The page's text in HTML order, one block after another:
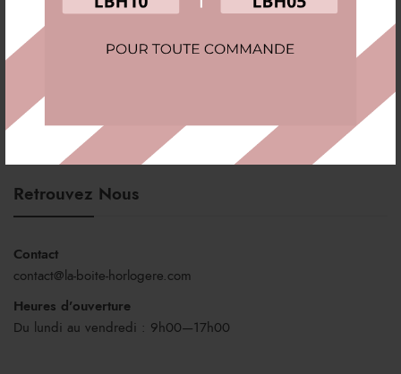
Imaginez la scène : vous vous réveillez, vous ajustez votre
garde-temps favori au poignet, un chef-d’œuvre d’ingénierie
que vous avez choisi pour sa précision légendaire. Pourtant, en
En Savoir Plus
Retrouvez Nous
Contact
contact@la-boite-horlogere.com
Heures d’ouverture
Du lundi au vendredi : 9h00—17h00